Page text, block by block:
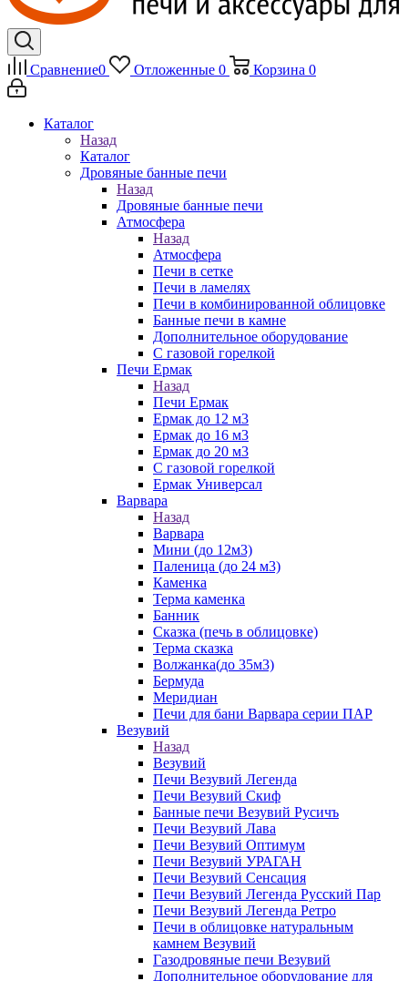
Сравнение0 Отложенные 0 Корзина 0
Каталог
Назад
Каталог
Дровяные банные печи
Назад
Дровяные банные печи
Атмосфера
Назад
Атмосфера
Печи в сетке
Печи в ламелях
Печи в комбинированной облицовке
Банные печи в камне
Дополнительное оборудование
С газовой горелкой
Печи Ермак
Назад
Печи Ермак
Ермак до 12 м3
Ермак до 16 м3
Ермак до 20 м3
С газовой горелкой
Ермак Универсал
Варвара
Назад
Варвара
Мини (до 12м3)
Паленица (до 24 м3)
Каменка
Терма каменка
Банник
Сказка (печь в облицовке)
Терма сказка
Волжанка(до 35м3)
Бермуда
Меридиан
Печи для бани Варвара серии ПАР
Везувий
Назад
Везувий
Печи Везувий Легенда
Печи Везувий Скиф
Банные печи Везувий Русичъ
Печи Везувий Лава
Печи Везувий Оптимум
Печи Везувий УРАГАН
Печи Везувий Сенсация
Печи Везувий Легенда Русский Пар
Печи Везувий Легенда Ретро
Печи в облицовке натуральным
камнем Везувий
Газодровяные печи Везувий
Дополнительное оборудование для